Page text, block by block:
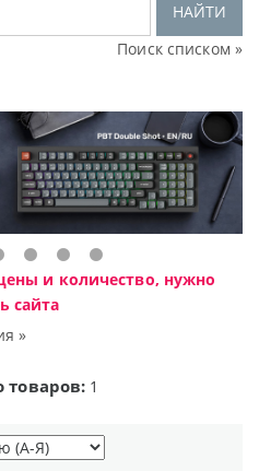
НАЙТИ
Поиск списком »
и количество, нужно
сайта
»
товаров: 1